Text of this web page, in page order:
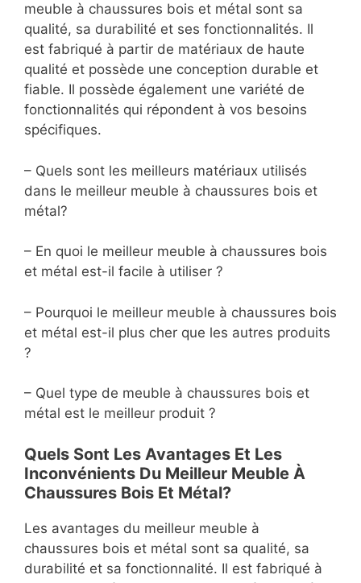
meuble à chaussures bois et métal sont sa
qualité, sa durabilité et ses fonctionnalités. Il
est fabriqué à partir de matériaux de haute
qualité et possède une conception durable et
fiable. Il possède également une variété de
fonctionnalités qui répondent à vos besoins
spécifiques.
– Quels sont les meilleurs matériaux utilisés
dans le meilleur meuble à chaussures bois et
métal?
– En quoi le meilleur meuble à chaussures bois
et métal est-il facile à utiliser ?
– Pourquoi le meilleur meuble à chaussures bois
et métal est-il plus cher que les autres produits
?
– Quel type de meuble à chaussures bois et
métal est le meilleur produit ?
Quels Sont Les Avantages Et Les
Inconvénients Du Meilleur Meuble À
Chaussures Bois Et Métal?
Les avantages du meilleur meuble à
chaussures bois et métal sont sa qualité, sa
durabilité et sa fonctionnalité. Il est fabriqué à